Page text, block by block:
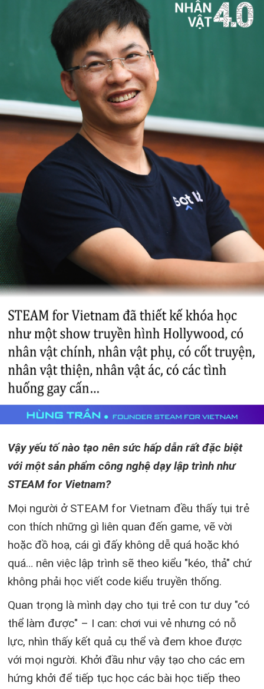
Vậy yếu tố nào tạo nên sức hấp dẫn rất đặc biệt
với một sản phẩm công nghệ dạy lập trình như
STEAM for Vietnam?
Mọi người ở STEAM for Vietnam đều thấy tụi trẻ
con thích những gì liên quan đến game, vẽ vời
hoặc đồ hoạ, cái gì đấy không dễ quá hoặc khó
quá… nên việc lập trình sẽ theo kiểu "kéo, thả" chứ
không phải học viết code kiểu truyền thống.
Quan trọng là mình dạy cho tụi trẻ con tư duy "có
thể làm được" – I can: chơi vui vẻ nhưng có nỗ
lực, nhìn thấy kết quả cụ thể và đem khoe được
với mọi người. Khởi đầu như vậy tạo cho các em
hứng khởi để tiếp tục học các bài học tiếp theo